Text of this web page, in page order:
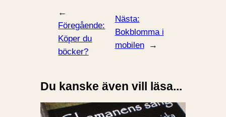
←
Föregående:
Köper du
böcker?
Nästa:
Bokblomma i
mobilen
→
Du kanske även vill läsa...